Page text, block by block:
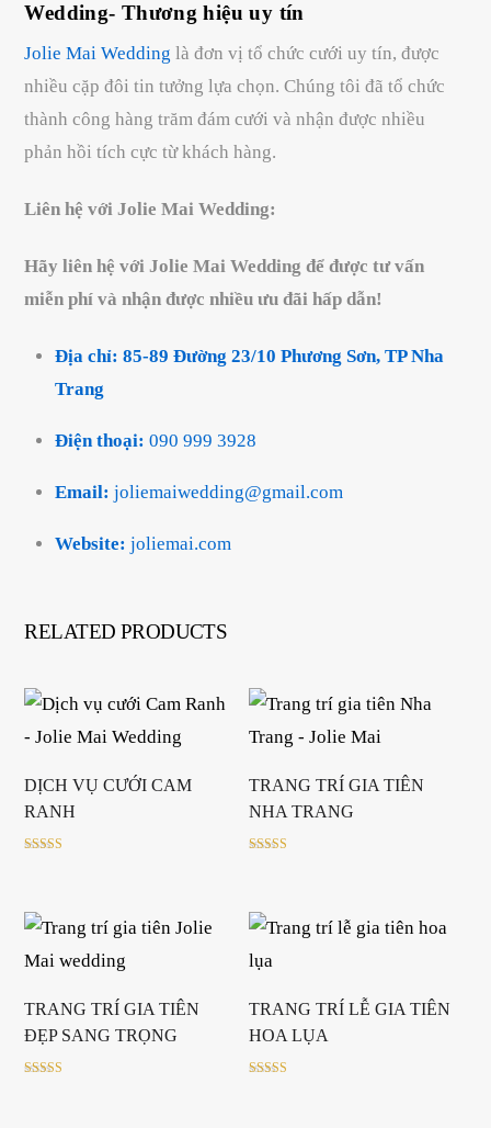
Wedding- Thương hiệu uy tín
Jolie Mai Wedding là đơn vị tổ chức cưới uy tín, được
nhiều cặp đôi tin tưởng lựa chọn. Chúng tôi đã tổ chức
thành công hàng trăm đám cưới và nhận được nhiều
phản hồi tích cực từ khách hàng.
Liên hệ với Jolie Mai Wedding:
Hãy liên hệ với Jolie Mai Wedding để được tư vấn
miễn phí và nhận được nhiều ưu đãi hấp dẫn!
Địa chỉ: 85-89 Đường 23/10 Phương Sơn, TP Nha
Trang
Điện thoại: 090 999 3928
Email: joliemaiwedding@gmail.com
Website: joliemai.com
RELATED PRODUCTS
DỊCH VỤ CƯỚI CAM
RANH
TRANG TRÍ GIA TIÊN
NHA TRANG
TRANG TRÍ GIA TIÊN
ĐẸP SANG TRỌNG
TRANG TRÍ LỄ GIA TIÊN
HOA LỤA